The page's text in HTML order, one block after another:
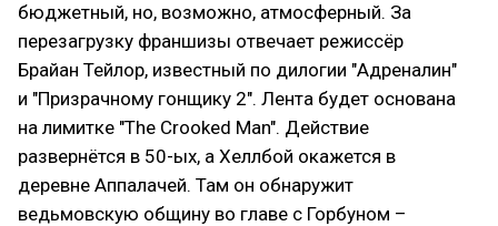
бюджетный, но, возможно, атмосферный. За
перезагрузку франшизы отвечает режиссёр
Брайан Тейлор, известный по дилогии "Адреналин"
и "Призрачному гонщику 2". Лента будет основана
на лимитке "The Crooked Man". Действие
развернётся в 50-ых, а Хеллбой окажется в
деревне Аппалачей. Там он обнаружит
ведьмовскую общину во главе с Горбуном –